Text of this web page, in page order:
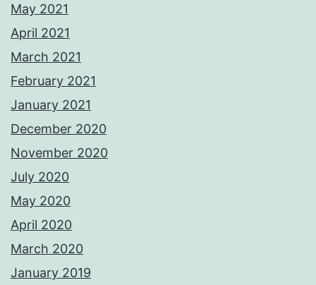
May 2021
April 2021
March 2021
February 2021
January 2021
December 2020
November 2020
July 2020
May 2020
April 2020
March 2020
January 2019